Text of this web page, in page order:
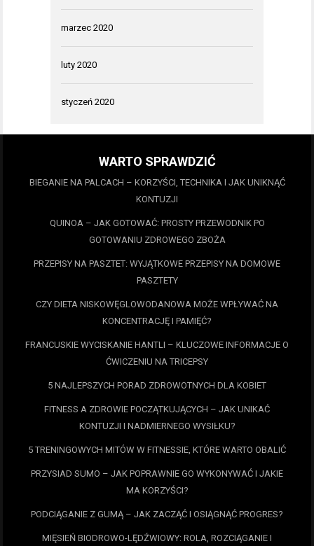
marzec 2020
luty 2020
styczeń 2020
WARTO SPRAWDZIĆ
BIEGANIE NA PALCACH – KORZYŚCI, TECHNIKA I JAK UNIKNĄĆ
KONTUZJI
QUINOA – JAK GOTOWAĆ: PROSTY PRZEWODNIK PO
GOTOWANIU ZDROWEGO ZBOŻA
PRZEPISY NA PASZTET: WYJĄTKOWE PRZEPISY NA DOMOWE
PASZTETY
CZY DIETA NISKOWĘGLOWODANOWA MOŻE WPŁYWAĆ NA
KONCENTRACJĘ I PAMIĘĆ?
FRANCUSKIE WYCISKANIE HANTLI – KLUCZOWE INFORMACJE O
ĆWICZENIU NA TRICEPSY
5 NAJLEPSZYCH PORAD ZDROWOTNYCH DLA KOBIET
FITNESS A ZDROWIE POCZĄTKUJĄCYCH – JAK UNIKAĆ
KONTUZJI I NADMIERNEGO WYSIŁKU?
5 TRENINGOWYCH MITÓW W FITNESSIE, KTÓRE WARTO OBALIĆ
PRZYSIAD SUMO – JAK POPRAWNIE GO WYKONYWAĆ I JAKIE
MA KORZYŚCI?
PODCIĄGANIE Z GUMĄ – JAK ZACZĄĆ I OSIĄGNĄĆ PROGRES?
MIĘSIEŃ BIODROWO-LĘDŹWIOWY: ROLA, ROZCIĄGANIE I